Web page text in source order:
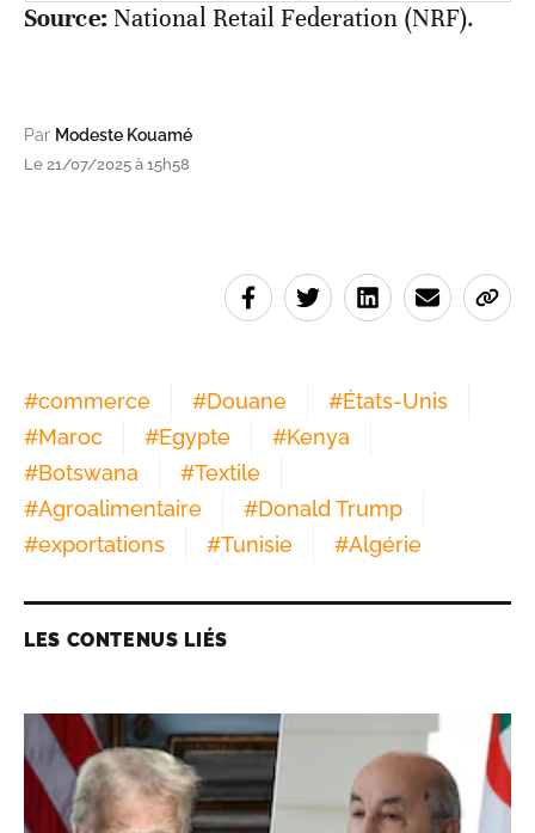
Source: National Retail Federation (NRF).
Par Modeste Kouamé
Le 21/07/2025 à 15h58
#commerce #Douane #États-Unis
#Maroc #Egypte #Kenya
#Botswana #Textile
#Agroalimentaire #Donald Trump
#exportations #Tunisie #Algérie
LES CONTENUS LIÉS